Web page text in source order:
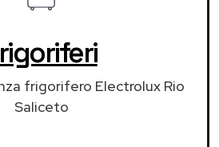
frigorifero Electrolux Rio
Saliceto